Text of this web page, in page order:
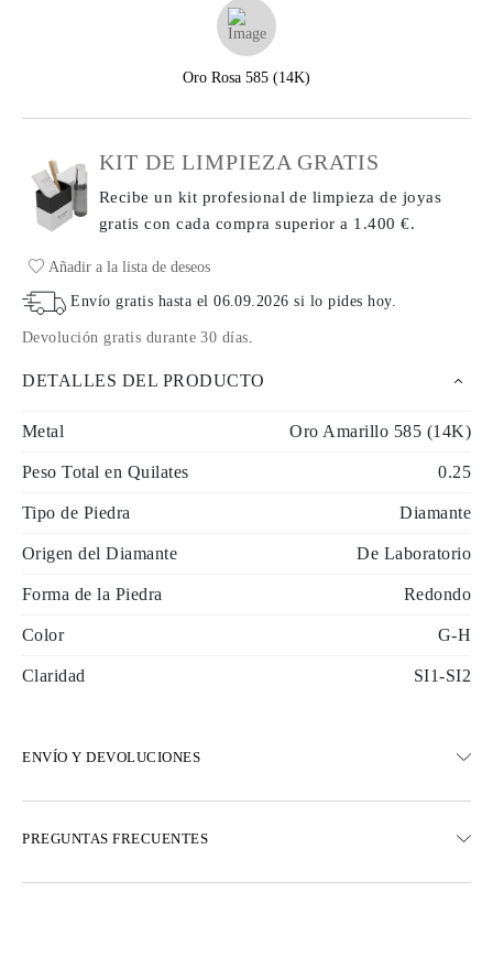
Oro Rosa 585 (14K)
KIT DE LIMPIEZA GRATIS
Recibe un kit profesional de limpieza de joyas
gratis con cada comprasuperior a 1.400 €.
Añadir a la lista de deseos
Envío gratis hasta el06.09.2026 si lo pides hoy.
Devolución gratis durante 30 días.
DETALLES DEL PRODUCTO
Metal Oro Amarillo 585 (14K)
Peso Total en Quilates 0.25
Tipo de Piedra Diamante
Origen del Diamante De Laboratorio
Forma de la Piedra Redondo
Color G-H
Claridad SI1-SI2
ENVÍO Y DEVOLUCIONES
Opciones de entrega exprés también están disponibles
PREGUNTAS FRECUENTES